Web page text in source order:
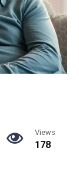
Views
178